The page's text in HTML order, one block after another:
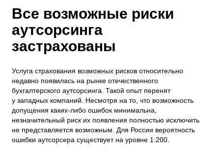
Все возможные риски
аутсорсинга
застрахованы
Услуга страхования возможных рисков относительно
недавно появилась на рынке отечественного
бухгалтерского аутсорсинга. Такой опыт перенят
у западных компаний. Несмотря на то, что возможность
допущения каких-либо ошибок минимальна,
незначительный риск их появления полностью исключить
не представляется возможным. Для России вероятность
ошибки аутсорсера существует на уровне 1:200.